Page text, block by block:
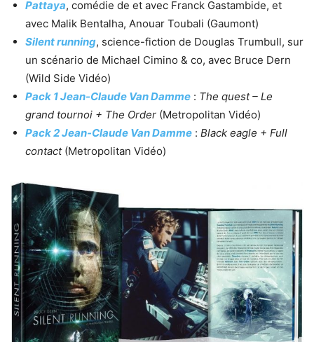
Pattaya, comédie de et avec Franck Gastambide, et
avec Malik Bentalha, Anouar Toubali (Gaumont)
Silent running, science-fiction de Douglas Trumbull, sur
un scénario de Michael Cimino & co, avec Bruce Dern
(Wild Side Vidéo)
Pack 1 Jean-Claude Van Damme : The quest – Le
grand tournoi + The Order (Metropolitan Vidéo)
Pack 2 Jean-Claude Van Damme : Black eagle + Full
contact(Metropolitan Vidéo)